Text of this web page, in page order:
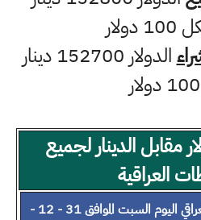
الدولار 152700 دينار
مقابل الدينار لجميع
العراقية
اسعار الدولار مقابل الدينار العراقي اليوم السبت الموافق 31 - 12 -